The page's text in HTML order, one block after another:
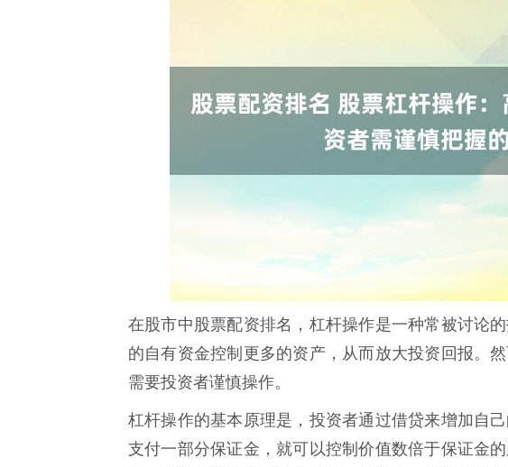
在股市中股票配资排名，杠杆操作是一种常被讨论
的自有资金控制更多的资产，从而放大投资回报。
需要投资者谨慎操作。
杠杆操作的基本原理是，投资者通过借贷来增加自
支付一部分保证金，就可以控制价值数倍于保证金